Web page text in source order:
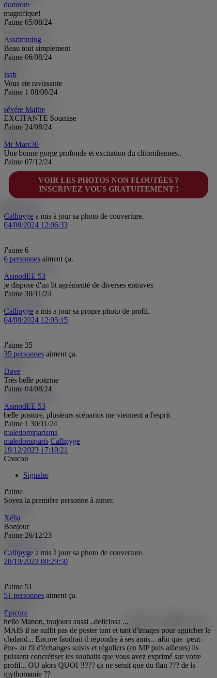
domrom
magnifique!
J'aime 05/08/24
Assrimming
Beau tout simplement
J'aime 06/08/24
Isab
Vous ete ravissante
J'aime 1 08/08/24
sévére Maitre
EXCITANTE Soumise
J'aime 24/08/24
Mr Marc30
Une bonne gorge profonde et excitation du clitoridiennes..
J'aime 07/12/24
VOIR LES PHOTOS NON FLOUTÉES ?
INSCRIVEZ VOUS GRATUITEMENT !
Callipyge a mis à jour sa photo de couverture.
04/08/2024 12:06:33
J'aime 6
6 personnes aiment ça.
AsmodEE 53
je dispose d'un lit agrémenté de diverses entraves
J'aime 30/11/24
Callipyge a mis a jour sa propre photo de profil.
04/08/2024 12:05:15
J'aime 35
35 personnes aiment ça.
Dave
Très belle poitrine
J'aime 04/08/24
AsmodEE 53
belle posture, plusieurs scénarios me viennent a l'esprit
J'aime 1 30/11/24
maledomiparisma
maledomiparis Callipyge
19/12/2023 17:10:21
Coucou
Signaler
J'aime
Soyez la première personne à aimer.
Xélia
Bonjour
J'aime 26/12/23
Callipyge a mis à jour sa photo de couverture.
28/10/2023 00:29:50
J'aime 51
51 personnes aiment ça.
Epicure
hello Manon, toujours aussi ..deliciosa ...
MAIS il ne suffit pas de poster tant et tant d'images pour aguicher le
chaland... Encore faudrait-il répondre à ses amis... afin que -peut-
être- au fil d'échanges suivis et réguliers (en MP puis ailleurs) ils
puissent concrétiser les souhaits que vous avez exprimé sur votre
profil... OU alors QUOI !!??? ça ne serait que du flan ??? de la
mythomanie ??